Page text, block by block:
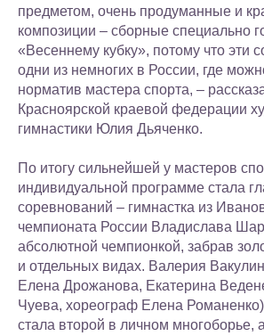
предметом, очень продуманные и
композиции – сборные специально
«Весеннему кубку», потому что эти
одни из немногих в России, где
норматив мастера спорта, –
Красноярской краевой федерации
гимнастики Юлия Дьяченко.
По итогу сильнейшей у мастеров
индивидуальной программе стала
соревнований – гимнастка из
чемпионата России Владислава
абсолютной чемпионкой, забрав
и отдельных видах. Валерия
Елена Дрожанова, Екатерина
Чуева, хореограф Елена Романенко)
стала второй в личном многоборье,